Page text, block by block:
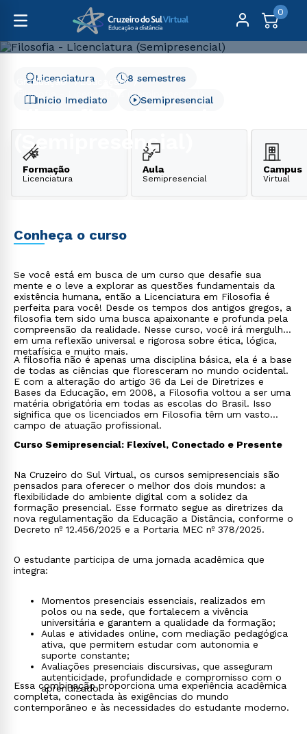
0
Graduação
Educação
Filosofia - Licenciatura (Semipresencial)
(Semipresencial)
Início Imediato
8 semestres
Licenciatura
Semipresencial
Formação
Licenciatura
Aula
Semipresencial
Campus
Virtual
Conheça o curso
Se você está em busca de um curso que desafie sua
mente e o leve a explorar as questões fundamentais da
existência humana, então a Licenciatura em Filosofia é
perfeita para você! Desde os tempos dos antigos gregos, a
filosofia tem sido uma busca apaixonante e profunda pela
compreensão da realidade. Nesse curso, você irá mergulhar
em uma reflexão universal e rigorosa sobre ética, lógica,
metafísica e muito mais.
A filosofia não é apenas uma disciplina básica, ela é a base
de todas as ciências que floresceram no mundo ocidental.
E com a alteração do artigo 36 da Lei de Diretrizes e
Bases da Educação, em 2008, a Filosofia voltou a ser uma
matéria obrigatória em todas as escolas do Brasil. Isso
significa que os licenciados em Filosofia têm um vasto
campo de atuação profissional.
Curso Semipresencial: Flexível, Conectado e Presente
Na Cruzeiro do Sul Virtual, os cursos semipresenciais são
pensados para oferecer o melhor dos dois mundos: a
flexibilidade do ambiente digital com a solidez da
formação presencial. Esse formato segue as diretrizes da
nova regulamentação da Educação a Distância, conforme o
Decreto nº 12.456/2025 e a Portaria MEC nº 378/2025.
O estudante participa de uma jornada acadêmica que
integra:
Momentos presenciais essenciais, realizados em
polos ou na sede, que fortalecem a vivência
universitária e garantem a qualidade da formação;
Aulas e atividades online, com mediação pedagógica
ativa, que permitem estudar com autonomia e
suporte constante;
Avaliações presenciais discursivas, que asseguram
autenticidade, profundidade e compromisso com o
aprendizado.
Essa combinação proporciona uma experiência acadêmica
completa, conectada às exigências do mundo
contemporâneo e às necessidades do estudante moderno.